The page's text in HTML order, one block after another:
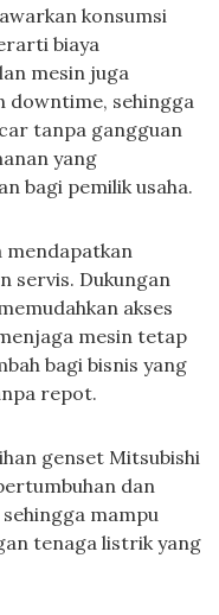
konsumsi
biaya
mesin juga
downtime, sehingga
tanpa gangguan
yang
bagi pemilik usaha.
mendapatkan
servis. Dukungan
akses
mesin tetap
bagi bisnis yang
repot.
genset Mitsubishi
dan
mampu
tenaga listrik yang